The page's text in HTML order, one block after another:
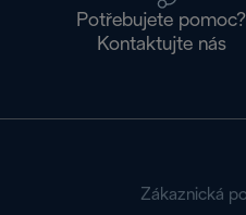
Potřebujete pomoc?
Kontaktujte nás
Zákaznická